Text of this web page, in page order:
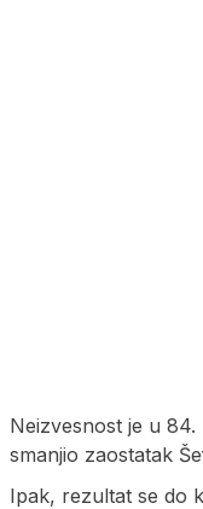
Neizvesnost je u
smanjio zaostatak
Ipak, rezultat se do